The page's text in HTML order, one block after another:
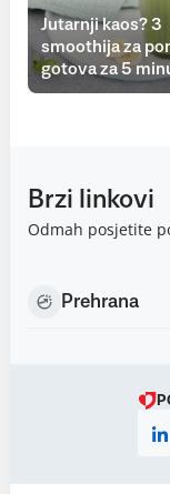
Jutarnji kaos? 3
smoothija za
gotova za 5
Brzi linkovi
Odmah posjetite
Prehrana